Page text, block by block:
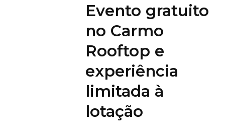
Evento gratuito
no Carmo
Rooftop e
experiência
limitada à
lotação